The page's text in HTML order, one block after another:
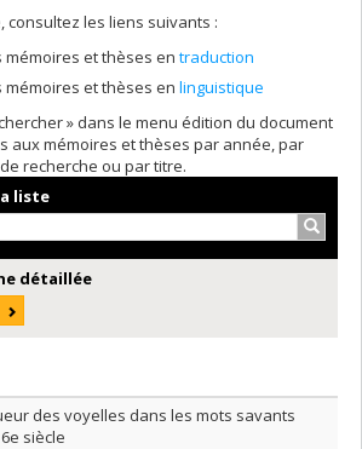
consultez les liens suivants :
mémoires et thèses en traduction
mémoires et thèses en linguistique
» dans le menu édition du document
aux mémoires et thèses par année, par
recherche ou par titre.
liste
détaillée
en ordre décroissant
par titre en ordre décroissant
des voyelles dans les mots savants
siècle